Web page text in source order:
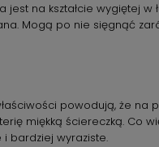
na kształcie wygiętej w
Mogą po nie sięgnąć
powodują, że na
miękką ściereczką. Co
bardziej wyraziste.